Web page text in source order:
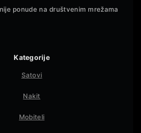
ponude na društvenim mrežama
Kategorije
Satovi
Nakit
Mobiteli